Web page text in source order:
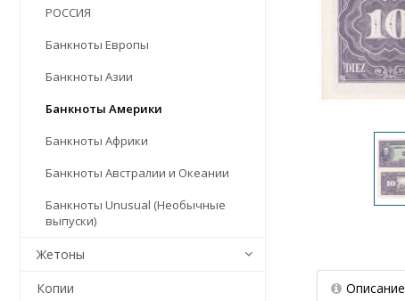
Описание
РОССИЯ
Банкноты Европы
Банкноты Азии
Банкноты Америки
Банкноты Африки
Банкноты Австралии и Океании
Банкноты Unusual (Необычные
выпуски)
Жетоны
Копии